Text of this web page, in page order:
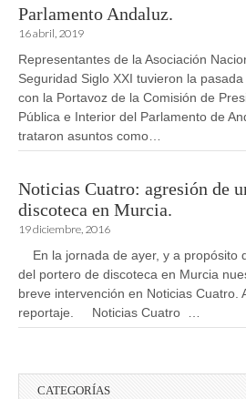
Parlamento Andaluz.
16 abril, 2019
Representantes de la Asociación
Seguridad Siglo XXI tuvieron la
con la Portavoz de la Comisión de
Pública e Interior del Parlamento de
trataron asuntos como…
Noticias Cuatro: agresión de
discoteca en Murcia.
19 diciembre, 2016
En la jornada de ayer, y a propósito
del portero de discoteca en Murcia
breve intervención en Noticias Cuatro.
reportaje. Noticias Cuatro …
CATEGORÍAS